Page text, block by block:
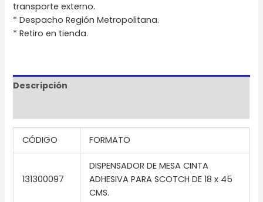
transporte externo.
* Despacho Región Metropolitana.
* Retiro en tienda.
Descripción
CÓDIGO FORMATO
131300097
DISPENSADOR DE MESA CINTA
ADHESIVA PARA SCOTCH DE 18 x 45
CMS.